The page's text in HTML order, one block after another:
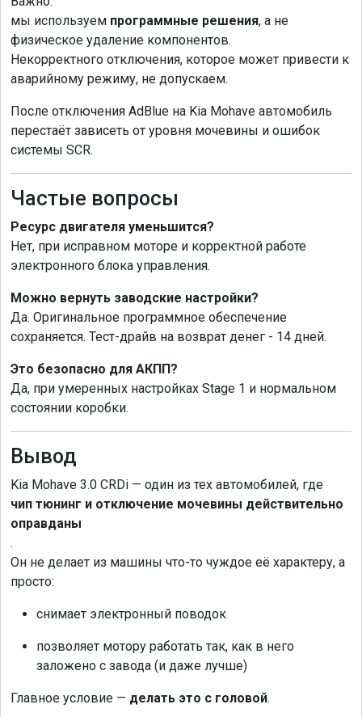
мы используем программные решения, а не
физическое удаление компонентов.
Некорректного отключения, которое может привести к
аварийному режиму, не допускаем.
После отключения AdBlue на Kia Mohave автомобиль
перестаёт зависеть от уровня мочевины и ошибок
системы SCR.
Частые вопросы
Ресурс двигателя уменьшится?
Нет, при исправном моторе и корректной работе
электронного блока управления.
Можно вернуть заводские настройки?
Да. Оригинальное программное обеспечение
сохраняется. Тест-драйв на возврат денег - 14 дней.
Это безопасно для АКПП?
Да, при умеренных настройках Stage 1 и нормальном
состоянии коробки.
Вывод
Kia Mohave 3.0 CRDi — один из тех автомобилей, где
чип тюнинг и отключение мочевины действительно
оправданы
.
Он не делает из машины что-то чуждое её характеру, а
просто:
снимает электронный поводок
позволяет мотору работать так, как в него
заложено с завода (и даже лучше)
Главное условие — делать это с головой.